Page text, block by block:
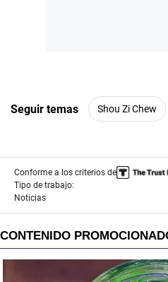
Seguir temas Shou Zi Chew
Conforme a los criterios de
Tipo de trabajo:
Noticias